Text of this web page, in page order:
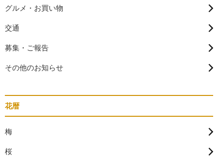
グルメ・お買い物
交通
募集・ご報告
その他のお知らせ
花暦
梅
桜